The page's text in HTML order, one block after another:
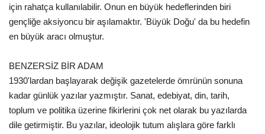
için rahatça kullanılabilir. Onun en büyük hedeflerinden biri
gençliğe aksiyoncu bir aşılamaktır. 'Büyük Doğu' da bu hedefin
en büyük aracı olmuştur.
BENZERSİZ BİR ADAM
1930'lardan başlayarak değişik gazetelerde ömrünün sonuna
kadar günlük yazılar yazmıştır. Sanat, edebiyat, din, tarih,
toplum ve politika üzerine fikirlerini çok net olarak bu yazılarda
dile getirmiştir. Bu yazılar, ideolojik tutum alışlara göre farklı